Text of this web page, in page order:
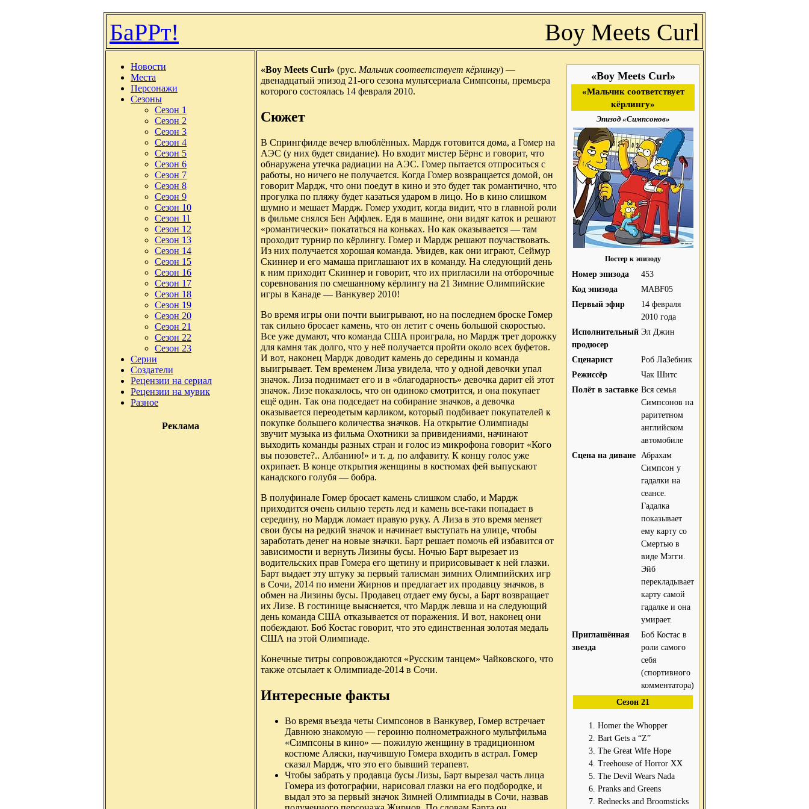
БаРРт! Boy Meets Curl
Новости
Места
Персонажи
Сезоны
Сезон 1
Сезон 2
Сезон 3
Сезон 4
Сезон 5
Сезон 6
Сезон 7
Сезон 8
Сезон 9
Сезон 10
Сезон 11
Сезон 12
Сезон 13
Сезон 14
Сезон 15
Сезон 16
Сезон 17
Сезон 18
Сезон 19
Сезон 20
Сезон 21
Сезон 22
Сезон 23
Серии
Создатели
Рецензии на сериал
Рецензии на мувик
Разное
Реклама
«Boy Meets Curl»
«Мальчик соответствует
кёрлингу»
Эпизод «Симпсонов»
Постер к эпизоду
Номер эпизода
453
Код эпизода
MABF05
Первый эфир
14 февраля
2010 года
Исполнительный
продюсер
Эл Джин
Сценарист
Роб ЛаЗебник
Режиссёр
Чак Шитс
Полёт в заставке Вся семья
Симпсонов на
раритетном
английском
автомобиле
Сцена на диване
Абрахам
Симпсон у
гадалки на
сеансе.
Гадалка
показывает
ему карту со
Смертью в
виде Мэгги.
Эйб
перекладывает
карту самой
гадалке и она
умирает.
Приглашённая
звезда
Боб Костас в
роли самого
себя
(спортивного
комментатора)
Сезон 21
Homer the Whopper
Bart Gets a “Z”
The Great Wife Hope
Treehouse of Horror XX
The Devil Wears Nada
Pranks and Greens
Rednecks and Broomsticks
«Boy Meets Curl» (рус. Мальчик соответствует кёрлингу) —
двенадцатый эпизод 21-ого сезона мультсериала Симпсоны, премьера
которого состоялась 14 февраля 2010.
Сюжет
В Спрингфилде вечер влюблённых. Мардж готовится дома, а Гомер на
АЭС (у них будет свидание). Но входит мистер Бёрнс и говорит, что
обнаружена утечка радиации на АЭС. Гомер пытается отпроситься с
работы, но ничего не получается. Когда Гомер возвращается домой, он
говорит Мардж, что они поедут в кино и это будет так романтично, что
прогулка по пляжу будет казаться ударом в лицо. Но в кино слишком
шумно и мешает Мардж. Гомер уходит, когда видит, что в главной роли
в фильме снялся Бен Аффлек. Едя в машине, они видят каток и решают
«романтически» покататься на коньках. Но как оказывается — там
проходит турнир по кёрлингу. Гомер и Мардж решают поучаствовать.
Из них получается хорошая команда. Увидев, как они играют, Сеймур
Скиннер и его мамаша приглашают их в команду. На следующий день
к ним приходит Скиннер и говорит, что их пригласили на отборочные
соревнования по смешанному кёрлингу на 21 Зимние Олимпийские
игры в Канаде — Ванкувер 2010!
Во время игры они почти выигрывают, но на последнем броске Гомер
так сильно бросает камень, что он летит с очень большой скоростью.
Все уже думают, что команда США проиграла, но Мардж трет дорожку
для камня так долго, что у неё получается пройти около всех буфетов.
И вот, наконец Мардж доводит камень до середины и команда
выигрывает. Тем временем Лиза увидела, что у одной девочки упал
значок. Лиза поднимает его и в «благодарность» девочка дарит ей этот
значок. Лизе показалось, что он одиноко смотрится, и она покупает
ещё один. Так она подседает на собирание значков, а девочка
оказывается переодетым карликом, который подбивает покупателей к
покупке большего количества значков. На открытие Олимпиады
звучит музыка из фильма Охотники за привидениями, начинают
выходить команды разных стран и голос из микрофона говорит «Кого
вы позовете?.. Албанию!» и т. д. по алфавиту. К концу голос уже
охрипает. В конце открытия женщины в костюмах фей выпускают
канадского голубя — бобра.
В полуфинале Гомер бросает камень слишком слабо, и Мардж
приходится очень сильно тереть лед и камень все-таки попадает в
середину, но Мардж ломает правую руку. А Лиза в это время меняет
свои бусы на редкий значок и начинает выступать на улице, чтобы
заработать денег на новые значки. Барт решает помочь ей избавится от
зависимости и вернуть Лизины бусы. Ночью Барт вырезает из
водительских прав Гомера его щетину и пририсовывает к ней глазки.
Барт выдает эту штуку за первый талисман зимних Олимпийских игр
в Сочи, 2014 по имени Жирнов и предлагает их продавцу значков, в
обмен на Лизины бусы. Продавец отдает ему бусы, а Барт возвращает
их Лизе. В гостинице выясняется, что Мардж левша и на следующий
день команда США отказывается от поражения. И вот, наконец они
побеждают. Боб Костас говорит, что это единственная золотая медаль
США на этой Олимпиаде.
Конечные титры сопровождаются «Русским танцем» Чайковского, что
также отсылает к Олимпиаде-2014 в Сочи.
Интересные факты
Во время въезда четы Симпсонов в Ванкувер, Гомер встречает
Давнюю знакомую — героиню полнометражного мультфильма
«Симпсоны в кино» — пожилую женщину в традиционном
костюме Аляски, научившую Гомера входить в астрал. Гомер
сказал Мардж, что это его бывший терапевт.
Чтобы забрать у продавца бусы Лизы, Барт вырезал часть лица
Гомера из фотографии, нарисовал глазки на его подбородке, и
выдал это за первый значок Зимней Олимпиады в Сочи, назвав